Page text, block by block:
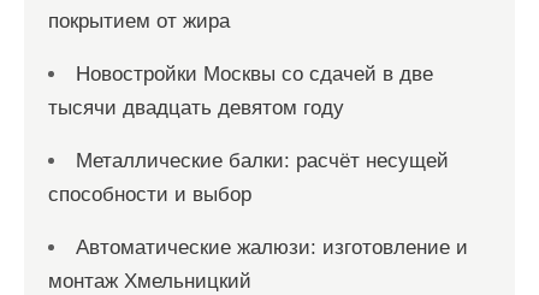
покрытием от жира
Новостройки Москвы со сдачей в две
тысячи двадцать девятом году
Металлические балки: расчёт несущей
способности и выбор
Автоматические жалюзи: изготовление и
монтаж Хмельницкий